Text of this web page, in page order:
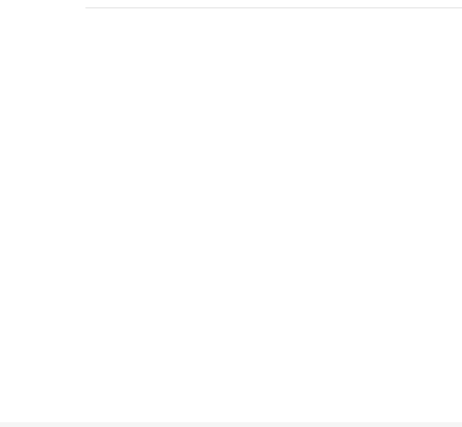
ゲ